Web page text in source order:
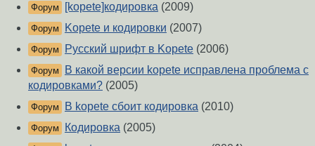
Форум [kopete]кодировка (2009)
Форум Kopete и кодировки (2007)
Форум Русский шрифт в Kopete (2006)
Форум
В какой версии kopete исправлена проблема с
кодировками? (2005)
Форум В kopete сбоит кодировка (2010)
Форум Кодировка (2005)